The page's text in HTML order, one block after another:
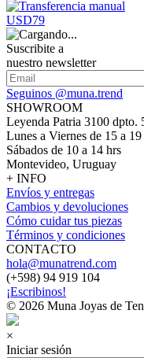
USD79
Suscribite a
nuestro newsletter
Seguinos @muna.trend
SHOWROOM
Leyenda Patria 3100 dpto.
Lunes a Viernes de 15 a 19
Sábados de 10 a 14 hrs
Montevideo, Uruguay
+ INFO
Envíos y entregas
Cambios y devoluciones
Cómo cuidar tus piezas
Términos y condiciones
CONTACTO
hola@munatrend.com
(+598) 94 919 104
¡Escribinos!
© 2026 Muna Joyas de
×
Iniciar sesión